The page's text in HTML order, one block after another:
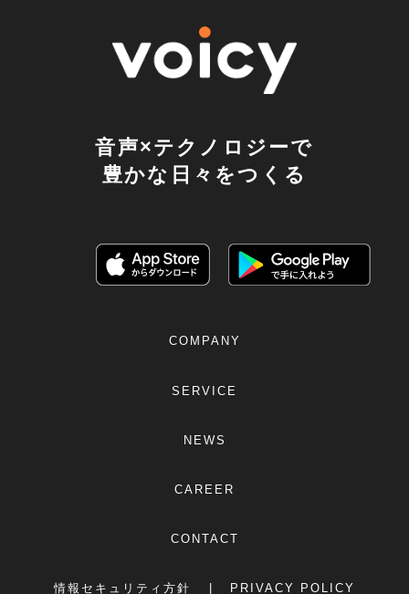
音声×テクノロジーで
豊かな日々をつくる
COMPANY
SERVICE
NEWS
CAREER
CONTACT
情報セキュリティ方針 PRIVACY POLICY